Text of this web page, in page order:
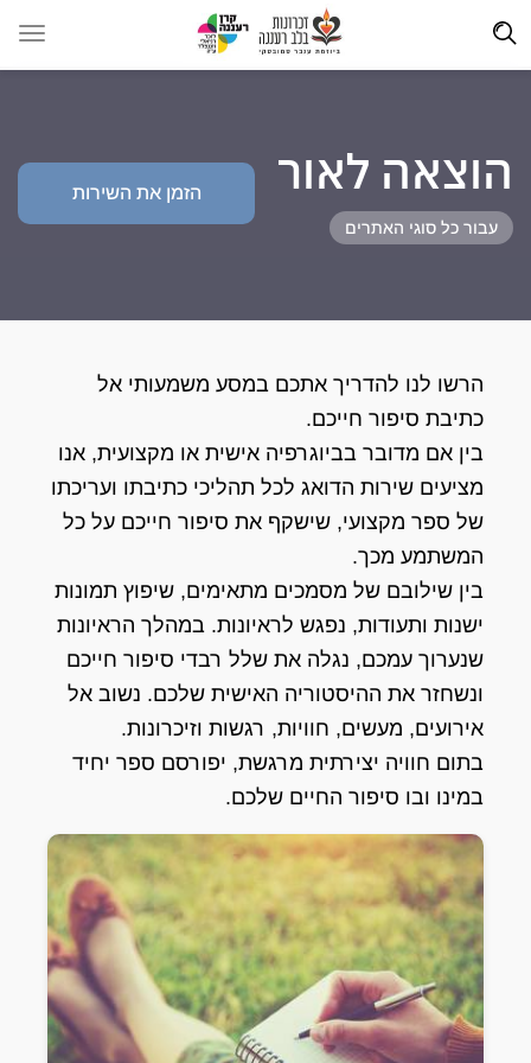
הוצאה לאור
עבור כל סוגי האתרים
הזמן את השירות
הרשו לנו להדריך אתכם במסע משמעותי אל
כתיבת סיפור חייכם.
בין אם מדובר בביוגרפיה אישית או מקצועית, אנו
מציעים שירות הדואג לכל תהליכי כתיבתו ועריכתו
של ספר מקצועי, שישקף את סיפור חייכם על כל
המשתמע מכך.
בין שילובם של מסמכים מתאימים, שיפוץ תמונות
ישנות ותעודות, נפגש לראיונות. במהלך הראיונות
שנערוך עמכם, נגלה את שלל רבדי סיפור חייכם
ונשחזר את ההיסטוריה האישית שלכם. נשוב אל
אירועים, מעשים, חוויות, רגשות וזיכרונות.
בתום חוויה יצירתית מרגשת, יפורסם ספר יחיד
במינו ובו סיפור החיים שלכם.